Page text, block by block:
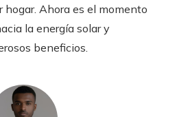
hogar. Ahora es el momento
la energía solar y
beneficios.